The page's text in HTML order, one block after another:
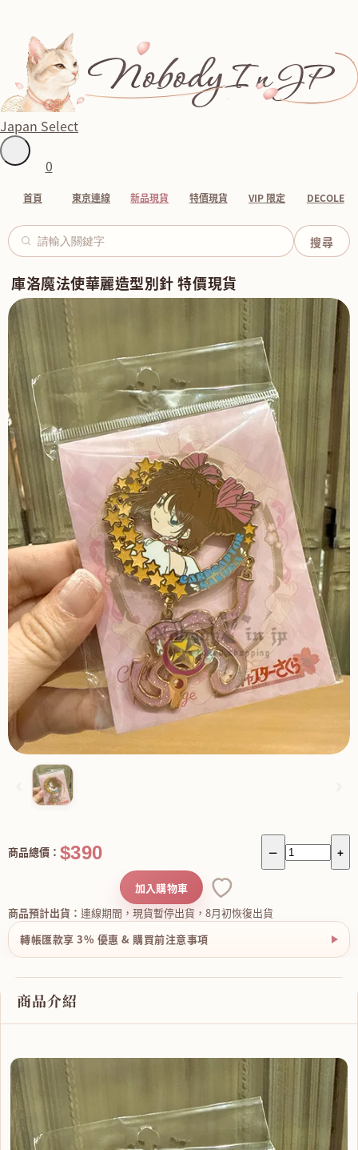
Japan Select
0
首頁 東京連線 新品現貨 特價現貨 VIP 限定 DECOLE
庫洛魔法使華麗造型別針 特價現貨
－ +
商品總價： $390
商品預計出貨： 連線期間，現貨暫停出貨，8月初恢復出貨
加入購物車
轉帳匯款享 3% 優惠 & 購買前注意事項
商品介紹